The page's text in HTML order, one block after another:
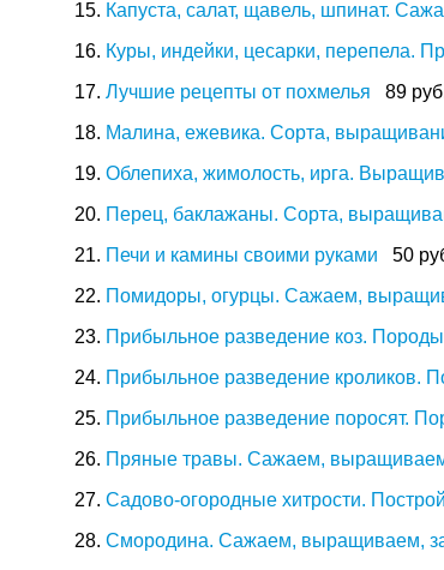
15. Капуста, салат, щавель, шпинат.
16. Куры, индейки, цесарки, перепела.
17. Лучшие рецепты от похмелья 89
18. Малина, ежевика. Сорта,
19. Облепиха, жимолость, ирга.
20. Перец, баклажаны. Сорта,
21. Печи и камины своими руками 50
22. Помидоры, огурцы. Сажаем,
23. Прибыльное разведение коз.
24. Прибыльное разведение кроликов.
25. Прибыльное разведение поросят.
26. Пряные травы. Сажаем,
27. Садово-огородные хитрости.
28. Смородина. Сажаем, выращиваем,